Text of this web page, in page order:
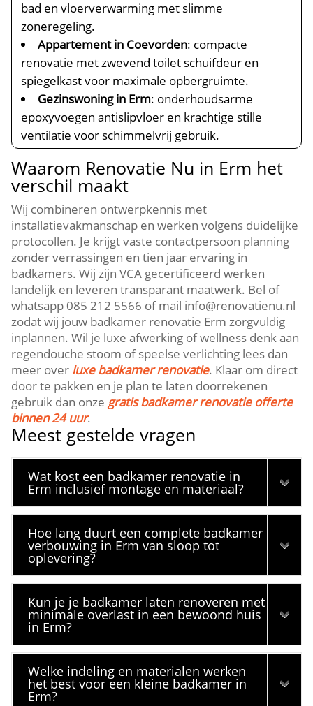
bad en vloerverwarming met slimme
zoneregeling.
Appartement in Coevorden: compacte
renovatie met zwevend toilet schuifdeur en
spiegelkast voor maximale opbergruimte.
Gezinswoning in Erm: onderhoudsarme
epoxyvoegen antislipvloer en krachtige stille
ventilatie voor schimmelvrij gebruik.
Waarom Renovatie Nu in Erm het
verschil maakt
Wij combineren ontwerpkennis met
installatievakmanschap en werken volgens duidelijke
protocollen. Je krijgt vaste contactpersoon planning
zonder verrassingen en tien jaar ervaring in
badkamers. Wij zijn VCA gecertificeerd werken
landelijk en leveren transparant maatwerk. Bel of
whatsapp 085 212 5566 of mail info@renovatienu.nl
zodat wij jouw badkamer renovatie Erm zorgvuldig
inplannen. Wil je luxe afwerking of wellness denk aan
regendouche stoom of speelse verlichting lees dan
meer over luxe badkamer renovatie. Klaar om direct
door te pakken en je plan te laten doorrekenen
gebruik dan onze gratis badkamer renovatie offerte
binnen 24 uur.
Meest gestelde vragen
Wat kost een badkamer renovatie in
Erm inclusief montage en materiaal?
Hoe lang duurt een complete badkamer
verbouwing in Erm van sloop tot
oplevering?
Kun je je badkamer laten renoveren met
minimale overlast in een bewoond huis
in Erm?
Welke indeling en materialen werken
het best voor een kleine badkamer in
Erm?